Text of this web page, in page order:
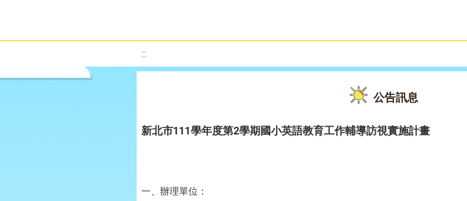
:::
公告訊息
新北市111學年度第2學期國小英語教育工作輔導訪視實施計畫
一、辦理單位：